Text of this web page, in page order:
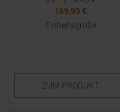
169,95 €
Einheitsgröße
ZUM PRODUKT